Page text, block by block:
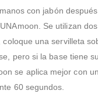
con jabón
Se utilizan
una servilleta
pero si la base tiene
se aplica mejor con
60 segundos.